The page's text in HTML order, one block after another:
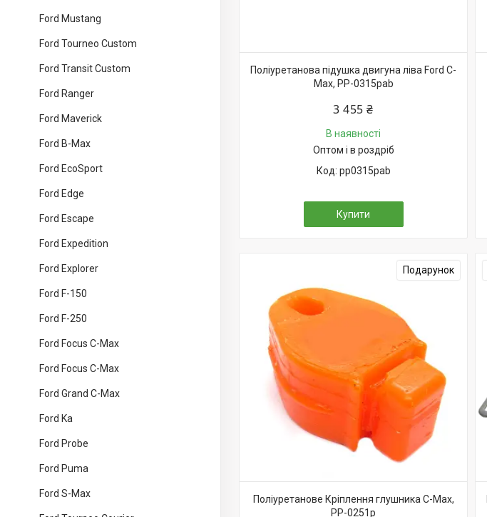
Ford Mustang
Ford Tourneo Custom
Ford Transit Custom
Ford Ranger
Ford Maverick
Ford B-Max
Ford EcoSport
Ford Edge
Ford Escape
Ford Expedition
Ford Explorer
Ford F-150
Ford F-250
Ford Focus C-Max
Ford Focus C-Max
Ford Grand C-Max
Ford Ka
Ford Probe
Ford Puma
Ford S-Max
Поліуретанова підушка двигуна ліва Ford C-
Max, PP-0315pab
3 455 ₴
В наявності
Оптом і в роздріб
pp0315pab
Купити
Подарунок
Поліуретанове Кріплення глушника C-Max,
PP-0251p